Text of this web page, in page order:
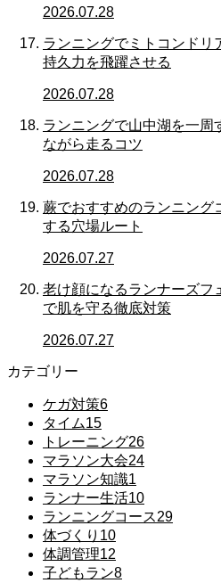
2026.07.28
ランニングでミトコンドリ
持久力を飛躍させる
2026.07.28
ランニングで山中湖を一周
ながら走るコツ
2026.07.28
蕨でおすすめのランニング
する穴場ルート
2026.07.27
老け顔になるランナーズフ
で肌を守る徹底対策
2026.07.27
カテゴリー
ケガ対策6
タイム15
トレーニング26
マラソン大会24
マラソン知識1
ランナー生活10
ランニングコース29
体づくり 10
体調管理12
子どもラン8